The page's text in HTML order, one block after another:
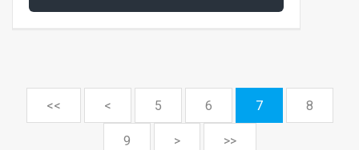
<< < 5 6 7 8
9 > >>